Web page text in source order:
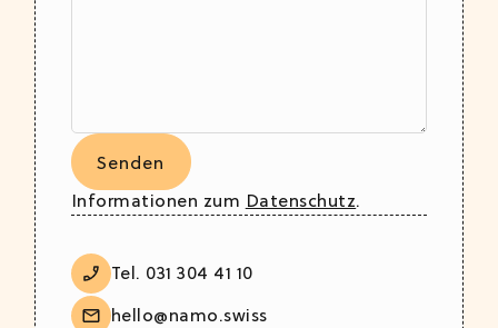
Informationen zum Datenschutz.
Tel. 031 304 41 10
hello@namo.swiss